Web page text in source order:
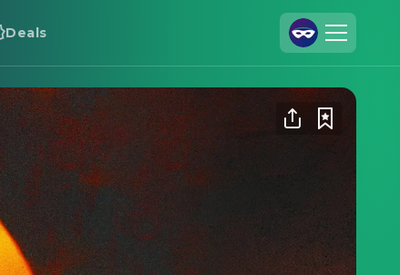
Deals
Datenschutzeinstellungen